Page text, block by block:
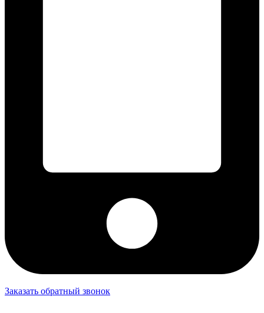
Заказать обратный звонок